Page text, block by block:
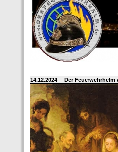
14.12.2024 Der